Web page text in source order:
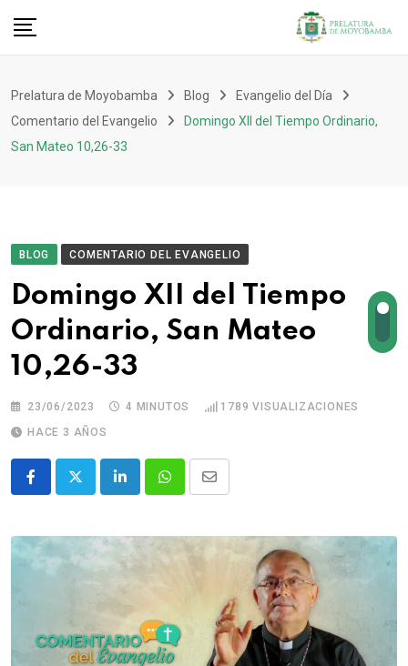
Prelatura de Moyobamba Blog
Evangelio del Día
Comentario del Evangelio
Domingo XII del Tiempo Ordinario,
San Mateo 10,26-33
BLOG COMENTARIO DEL EVANGELIO
Domingo XII del Tiempo
Ordinario, San Mateo
10,26-33
23/06/2023 4 MINUTOS 1789 VISUALIZACIONES
HACE 3 AÑOS